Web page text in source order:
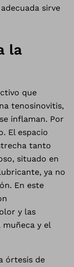
sirve
la
que
tenosinovitis,
inflaman. Por
El espacio
tanto
situado en
ya no
En este
y las
y el
órtesis de